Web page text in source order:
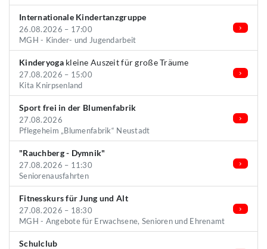
Internationale Kindertanzgruppe
26.08.2026 – 17:00
MGH - Kinder- und Jugendarbeit
Kinderyoga kleine Auszeit für große Träume
27.08.2026 – 15:00
Kita Knirpsenland
Sport frei in der Blumenfabrik
27.08.2026
Pflegeheim „Blumenfabrik“ Neustadt
"Rauchberg - Dymnik"
27.08.2026 – 11:30
Seniorenausfahrten
Fitnesskurs für Jung und Alt
27.08.2026 – 18:30
MGH - Angebote für Erwachsene, Senioren und Ehrenamt
Schulclub